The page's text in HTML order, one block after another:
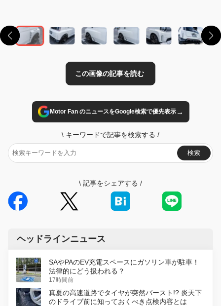
Motor Fan のニュースをGoogle検索で優先表示→
\ キーワードで記事を検索する /
検索
\ 記事をシェアする /
ヘッドラインニュース
SAやPAのEV充電スペースにガソリン車が駐車！
法律的にどう扱われる？
17時間前
真夏の高速道路でタイヤが突然バースト!? 炎天下
のドライブ前に知っておくべき点検内容とは